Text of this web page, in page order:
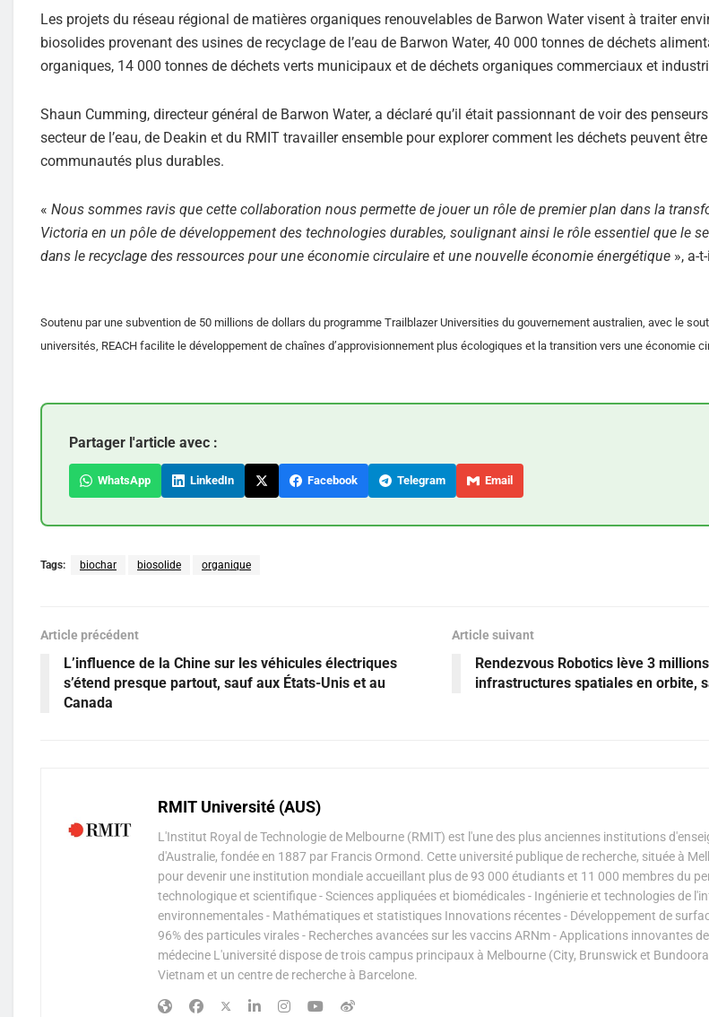
Les projets du réseau régional de matières organiques renouvelables de Barwon Water visent à traiter
biosolides provenant des usines de recyclage de l’eau de Barwon Water, 40 000 tonnes de déchets
organiques, 14 000 tonnes de déchets verts municipaux et de déchets organiques commerciaux et
Shaun Cumming, directeur général de Barwon Water, a déclaré qu’il était passionnant de voir des
secteur de l’eau, de Deakin et du RMIT travailler ensemble pour explorer comment les déchets peuvent
communautés plus durables.
« Nous sommes ravis que cette collaboration nous permette de jouer un rôle de premier plan dans la
Victoria en un pôle de développement des technologies durables, soulignant ainsi le rôle essentiel que le
dans le recyclage des ressources pour une économie circulaire et une nouvelle économie énergétique », a-
Soutenu par une subvention de 50 millions de dollars du programme Trailblazer Universities du gouvernement australien, avec le
universités, REACH facilite le développement de chaînes d’approvisionnement plus écologiques et la transition vers une économie
Partager l'article avec :
WhatsApp LinkedIn Facebook Telegram Email
Tags: biochar biosolide organique
Article précédent
L’influence de la Chine sur les véhicules électriques
s’étend presque partout, sauf aux États-Unis et au
Canada
Article suivant
Rendezvous Robotics lève 3
infrastructures spatiales en orbite,
RMIT Université (AUS)
L'Institut Royal de Technologie de Melbourne (RMIT) est l'une des plus anciennes institutions
d'Australie, fondée en 1887 par Francis Ormond. Cette université publique de recherche, située à
pour devenir une institution mondiale accueillant plus de 93 000 étudiants et 11 000 membres du
technologique et scientifique - Sciences appliquées et biomédicales - Ingénierie et technologies de
environnementales - Mathématiques et statistiques Innovations récentes - Développement de
96% des particules virales - Recherches avancées sur les vaccins ARNm - Applications innovantes
médecine L'université dispose de trois campus principaux à Melbourne (City, Brunswick et
Vietnam et un centre de recherche à Barcelone.